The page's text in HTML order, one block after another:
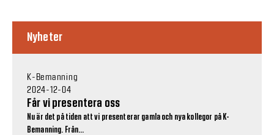
Nyheter
K-Bemanning
2024-12-04
Får vi presentera oss
Nu är det på tiden att vi presenterar gamla och nya kollegor på K-
Bemanning. Från...